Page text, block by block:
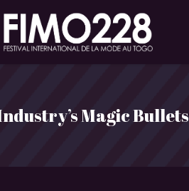
Magic Bullets